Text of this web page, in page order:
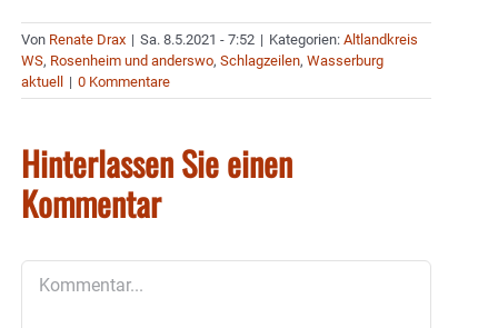
Von Renate Drax | Sa. 8.5.2021 - 7:52 | Kategorien: Altlandkreis
WS, Rosenheim und anderswo, Schlagzeilen, Wasserburg
aktuell
| 0 Kommentare
Hinterlassen Sie einen
Kommentar